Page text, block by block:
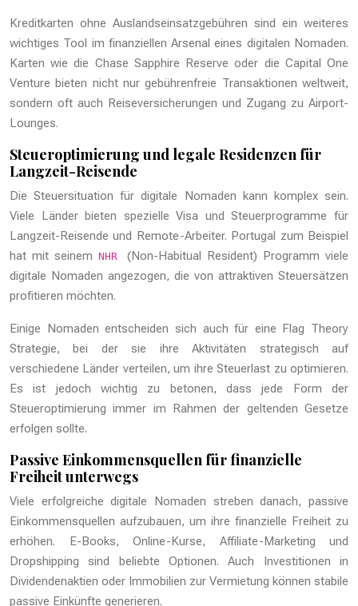
Kreditkarten ohne Auslandseinsatzgebühren sind ein weiteres
wichtiges Tool im finanziellen Arsenal eines digitalen Nomaden.
Karten wie die Chase Sapphire Reserve oder die Capital One
Venture bieten nicht nur gebührenfreie Transaktionen weltweit,
sondern oft auch Reiseversicherungen und Zugang zu Airport-
Lounges.
Steueroptimierung und legale Residenzen für
Langzeit-Reisende
Die Steuersituation für digitale Nomaden kann komplex sein.
Viele Länder bieten spezielle Visa und Steuerprogramme für
Langzeit-Reisende und Remote-Arbeiter. Portugal zum Beispiel
hat mit seinemNHR (Non-Habitual Resident) Programm viele
digitale Nomaden angezogen, die von attraktiven Steuersätzen
profitieren möchten.
Einige Nomaden entscheiden sich auch für eine Flag Theory
Strategie, bei der sie ihre Aktivitäten strategisch auf
verschiedene Länder verteilen, um ihre Steuerlast zu optimieren.
Es ist jedoch wichtig zu betonen, dass jede Form der
Steueroptimierung immer im Rahmen der geltenden Gesetze
erfolgen sollte.
Passive Einkommensquellen für finanzielle
Freiheit unterwegs
Viele erfolgreiche digitale Nomaden streben danach, passive
Einkommensquellen aufzubauen, um ihre finanzielle Freiheit zu
erhöhen. E-Books, Online-Kurse, Affiliate-Marketing und
Dropshipping sind beliebte Optionen. Auch Investitionen in
Dividendenaktien oder Immobilien zur Vermietung können stabile
passive Einkünfte generieren.